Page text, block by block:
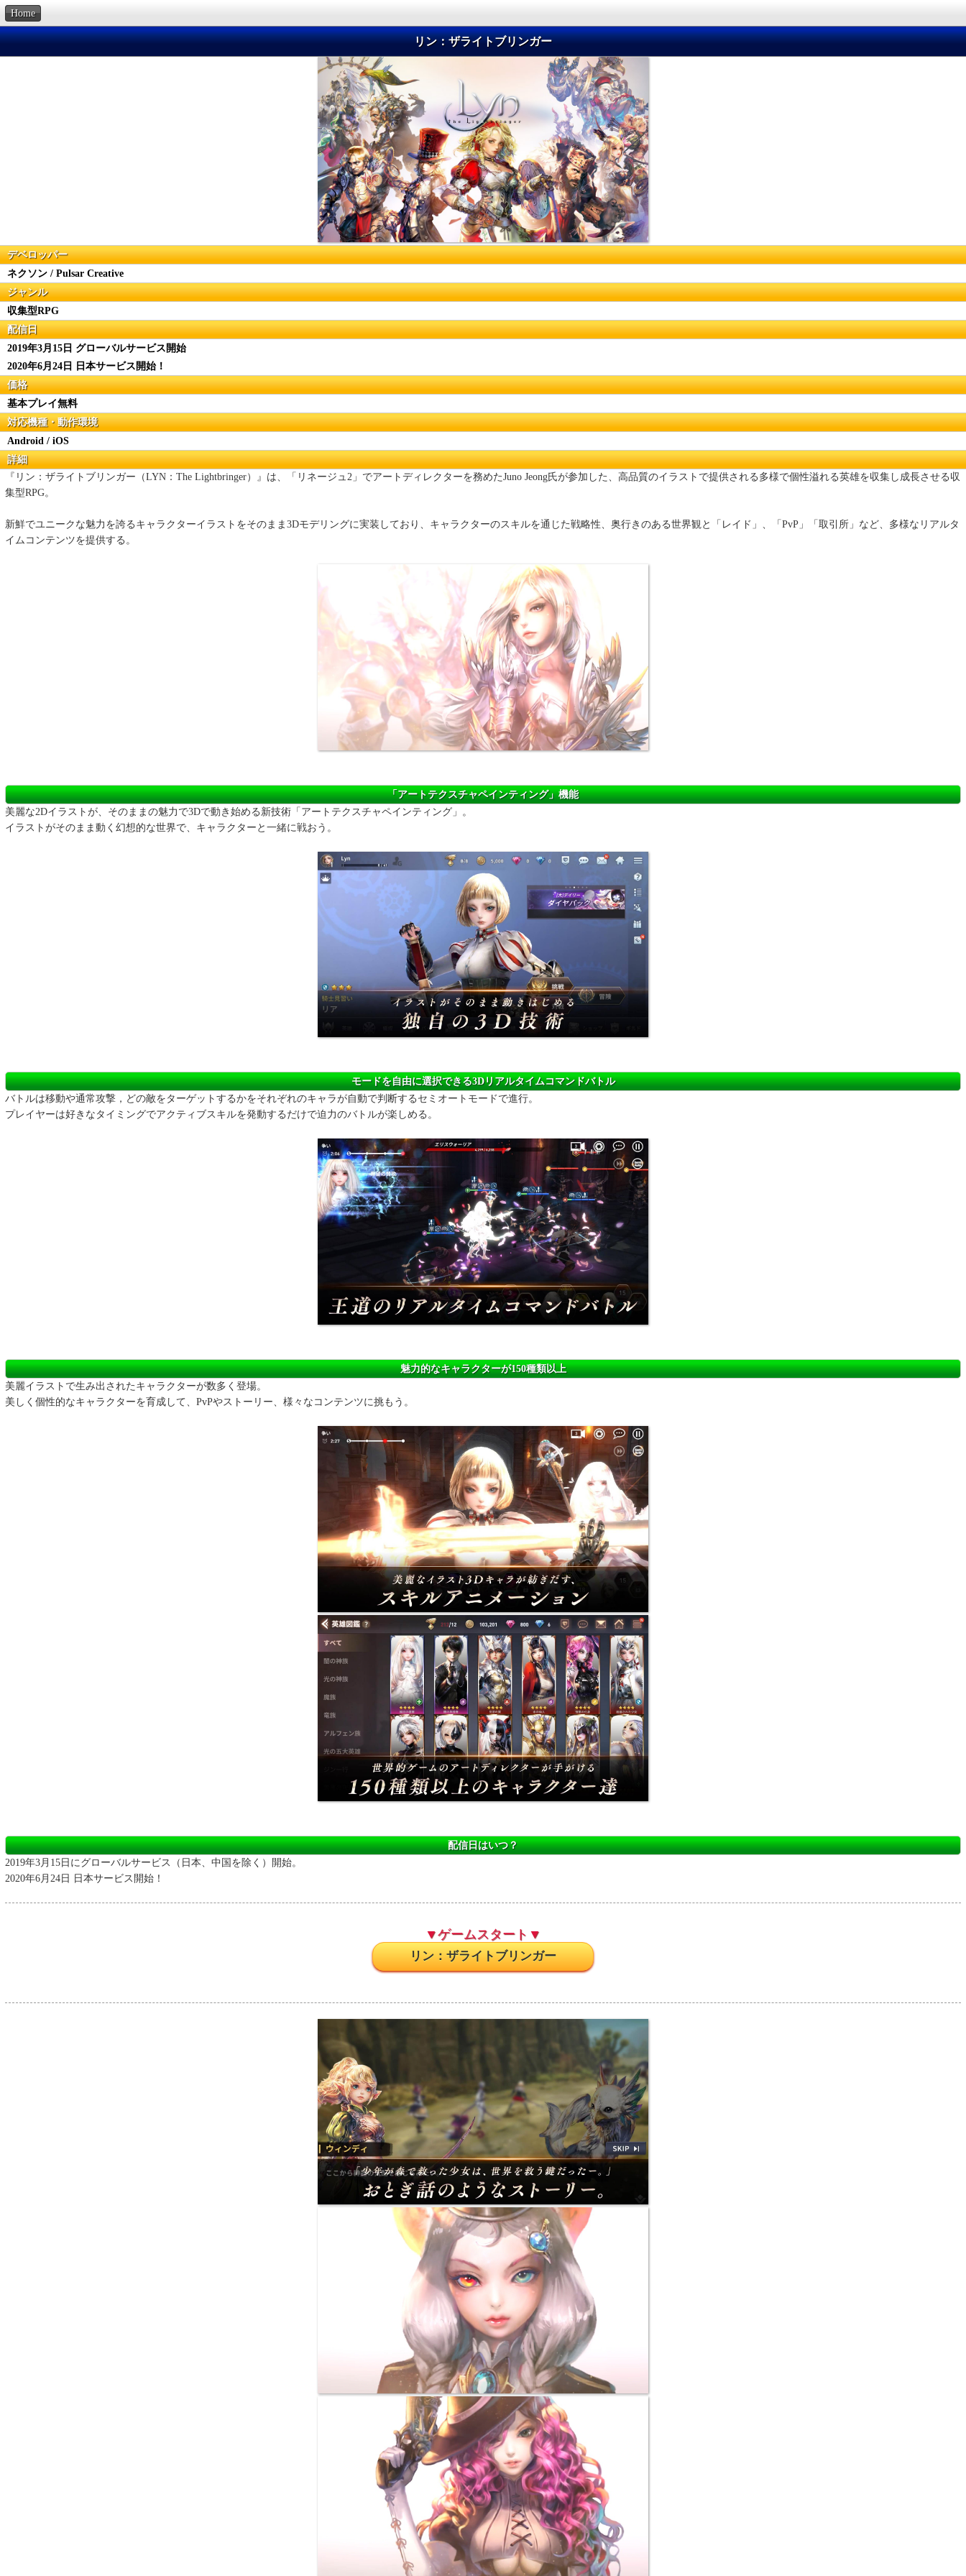
Home
リン：ザライトブリンガー
デベロッパー
ネクソン / Pulsar Creative
ジャンル
収集型RPG
配信日
2019年3月15日 グローバルサービス開始
2020年6月24日 日本サービス開始！
価格
基本プレイ無料
対応機種・動作環境
Android / iOS
詳細
『リン：ザライトブリンガー（LYN：The Lightbringer）』は、「リネージュ2」でアートディレクターを務めたJuno Jeong氏が参加した、高品質のイラストで提供される多様で個性溢れる英雄を収集し成長させる収
集型RPG。
新鮮でユニークな魅力を誇るキャラクターイラストをそのまま3Dモデリングに実装しており、キャラクターのスキルを通じた戦略性、奥行きのある世界観と「レイド」、「PvP」「取引所」など、多様なリアルタ
イムコンテンツを提供する。
「アートテクスチャペインティング」機能
美麗な2Dイラストが、そのままの魅力で3Dで動き始める新技術「アートテクスチャペインティング」。
イラストがそのまま動く幻想的な世界で、キャラクターと一緒に戦おう。
モードを自由に選択できる3Dリアルタイムコマンドバトル
バトルは移動や通常攻撃，どの敵をターゲットするかをそれぞれのキャラが自動で判断するセミオートモードで進行。
プレイヤーは好きなタイミングでアクティブスキルを発動するだけで迫力のバトルが楽しめる。
魅力的なキャラクターが150種類以上
美麗イラストで生み出されたキャラクターが数多く登場。
美しく個性的なキャラクターを育成して、PvPやストーリー、様々なコンテンツに挑もう。
配信日はいつ？
2019年3月15日にグローバルサービス（日本、中国を除く）開始。
2020年6月24日 日本サービス開始！
▼ゲームスタート▼
リン：ザライトブリンガー